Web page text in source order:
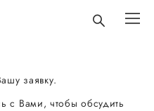
заявку.
с Вами, чтобы обсудить